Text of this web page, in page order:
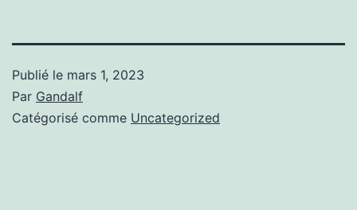
Publié le mars 1, 2023
Par Gandalf
Catégorisé comme Uncategorized